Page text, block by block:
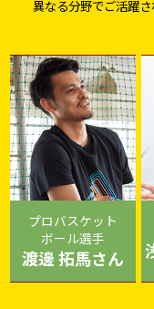
異なる分野でご活躍
プロバスケット
ボール選手
渡邊 拓馬さん